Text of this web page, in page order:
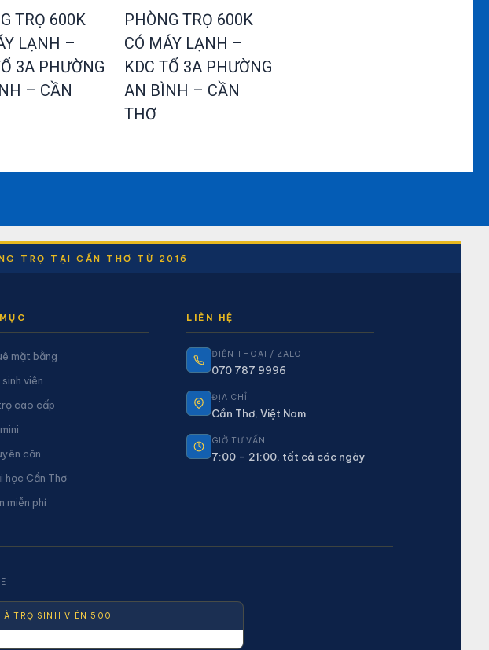
TRỌ 600K
LẠNH –
3A PHƯỜNG
– CẦN
PHÒNG TRỌ 600K
CÓ MÁY LẠNH –
KDC TỔ 3A PHƯỜNG
AN BÌNH – CẦN
THƠ
TRỌ TẠI CẦN THƠ TỪ 2016
mặt bằng
viên
cao cấp
căn
học Cần Thơ
miễn phí
LIÊN HỆ
ĐIỆN THOẠI / ZALO
070 787 9996
ĐỊA CHỈ
Cần Thơ, Việt Nam
GIỜ TƯ VẤN
7:00 – 21:00, tất cả các ngày
TRỌ SINH VIÊN 500